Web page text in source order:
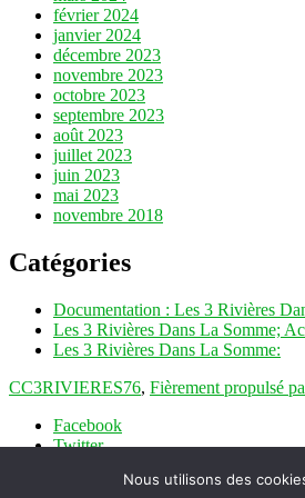
février 2024
janvier 2024
décembre 2023
novembre 2023
octobre 2023
septembre 2023
août 2023
juillet 2023
juin 2023
mai 2023
novembre 2018
Catégories
Documentation : Les 3 Rivières
Les 3 Rivières Dans La Somme;
Les 3 Rivières Dans La Somme:
CC3RIVIERES76, Fièrement propulsé
Facebook
Twitter
Nous utilisons des